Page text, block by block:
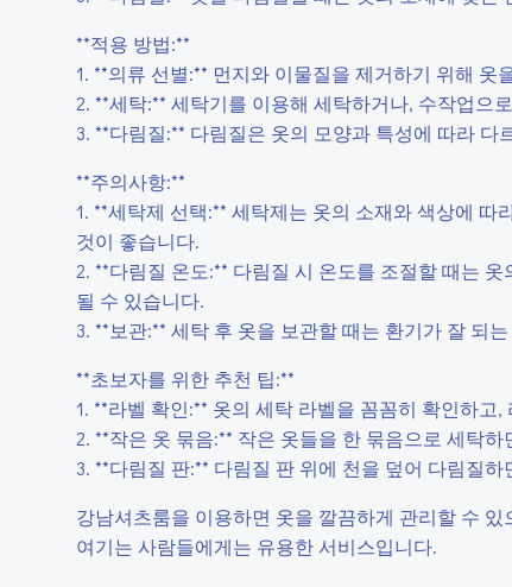
**적용 방법:**
1. **의류 선별:** 먼지와 이물질을 제거하기 위해 옷
2. **세탁:** 세탁기를 이용해 세탁하거나, 수작업으
3. **다림질:** 다림질은 옷의 모양과 특성에 따라
**주의사항:**
1. **세탁제 선택:** 세탁제는 옷의 소재와 색상에
것이 좋습니다.
2. **다림질 온도:** 다림질 시 온도를 조절할 때는
될 수 있습니다.
3. **보관:** 세탁 후 옷을 보관할 때는 환기가 잘 되
**초보자를 위한 추천 팁:**
1. **라벨 확인:** 옷의 세탁 라벨을 꼼꼼히 확인하고
2. **작은 옷 묶음:** 작은 옷들을 한 묶음으로 세탁
3. **다림질 판:** 다림질 판 위에 천을 덮어 다림질
강남셔츠룸을 이용하면 옷을 깔끔하게 관리할 수
여기는 사람들에게는 유용한 서비스입니다.